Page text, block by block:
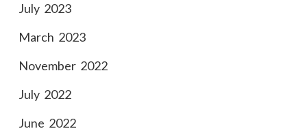
July 2023
March 2023
November 2022
July 2022
June 2022